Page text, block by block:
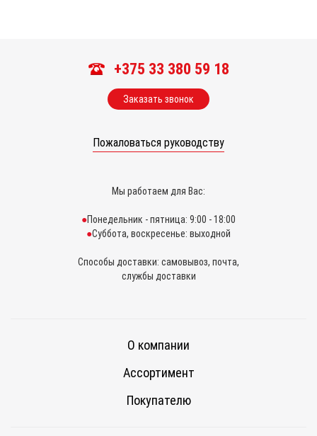
+375 33 380 59 18
Заказать звонок
Пожаловаться руководству
Мы работаем для Вас:
Понедельник - пятница: 9:00 - 18:00
Суббота, воскресенье: выходной
Способы доставки: самовывоз, почта,
службы доставки
О компании
Ассортимент
Покупателю